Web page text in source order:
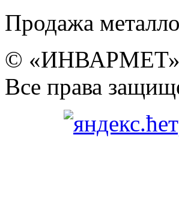
Продажа
© «ИНВАРМЕТ»
Все права